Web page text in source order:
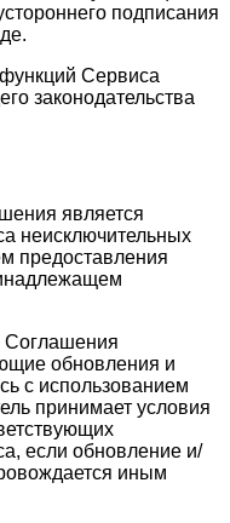
подписания
Сервиса
законодательства
является
неисключительных
предоставления
Соглашения
обновления и
с использованием
принимает условия
если обновление и/
иным